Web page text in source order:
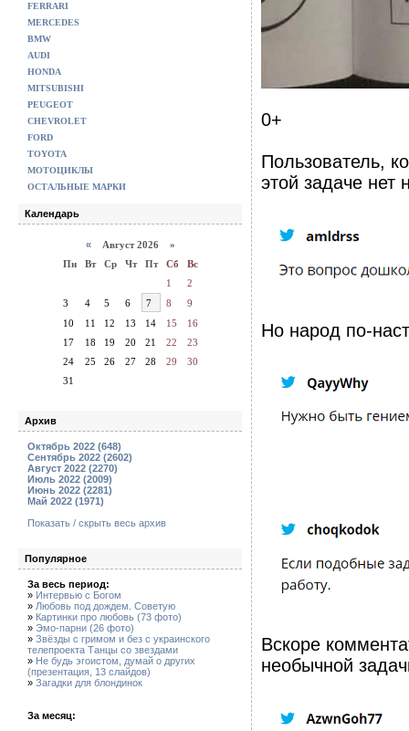
FERRARI
MERCEDES
BMW
AUDI
HONDA
MITSUBISHI
PEUGEOT
CHEVROLET
FORD
TOYOTA
МОТОЦИКЛЫ
ОСТАЛЬНЫЕ МАРКИ
Календарь
« Август 2026 »
Пн
Вт Ср Чт Пт Сб
Вс
1
2
3
4 5 6 7 8
9
10
11 12 13 14 15
16
17
18 19 20 21 22
23
24
25 26 27 28 29
30
31
Архив
Октябрь 2022 (648)
Сентябрь 2022 (2602)
Август 2022 (2270)
Июль 2022 (2009)
Июнь 2022 (2281)
Май 2022 (1971)
Показать / скрыть весь архив
Популярное
За весь период:
» Интервью с Богом
» Любовь под дождем. Советую
» Картинки про любовь (73 фото)
» Эмо-парни (26 фото)
» Звёзды с гримом и без с украинского
телепроекта Танцы со звездами
» Не будь эгоистом, думай о других
(презентация, 13 слайдов)
» Загадки для блондинок
За месяц:
0+
Пользователь,
этой задаче нет
Но народ по-
Вскоре
необычной